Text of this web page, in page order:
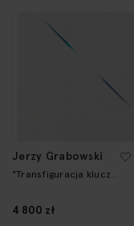
Jerzy Grabowski
"Transfiguracja klucza
4 800 zł